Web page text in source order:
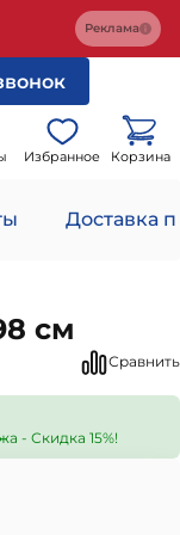
Реклама
Избранное Корзина
Доставка
см
Сравнить
- Скидка 15%!